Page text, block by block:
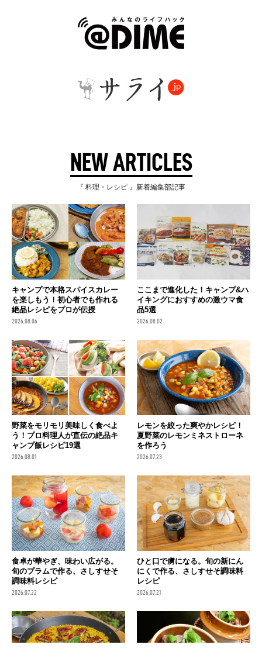
NEW ARTICLES
『 料理・レシピ 』新着編集部記事
キャンプで本格スパイスカレー
を楽しもう！初心者でも作れる
絶品レシピをプロが伝授
2026.08.06
ここまで進化した！キャンプ&ハ
イキングにおすすめの激ウマ食
品5選
2026.08.02
野菜をモリモリ美味しく食べよ
う！プロ料理人が直伝の絶品キ
ャンプ飯レシピ19選
2026.08.01
レモンを絞った爽やかレシピ！
夏野菜のレモンミネストローネ
を作ろう
2026.07.23
食卓が華やぎ、味わい広がる。
旬のプラムで作る、さしすせそ
調味料レシピ
2026.07.22
ひと口で虜になる。旬の新にん
にくで作る、さしすせそ調味料
レシピ
2026.07.21